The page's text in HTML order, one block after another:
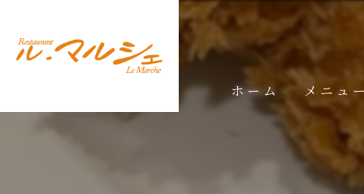
ホーム メニュ
ランチメ
ディナー